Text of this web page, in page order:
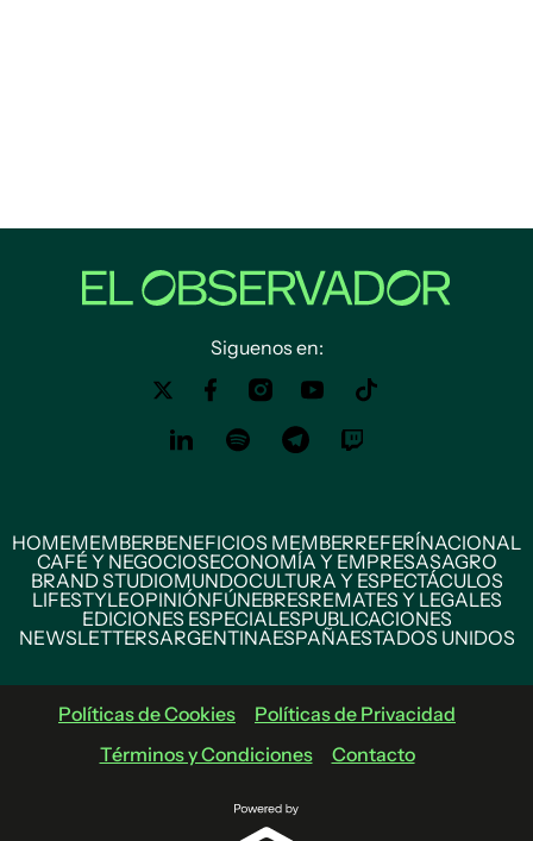
Siguenos en:
HOMEMEMBERBENEFICIOS MEMBERREFERÍNACIONAL
CAFÉ Y NEGOCIOSECONOMÍA Y EMPRESASAGRO
BRAND STUDIOMUNDOCULTURA Y ESPECTÁCULOS
LIFESTYLEOPINIÓNFÚNEBRESREMATES Y LEGALES
EDICIONES ESPECIALESPUBLICACIONES
NEWSLETTERSARGENTINAESPAÑAESTADOS UNIDOS
Políticas de Cookies
Políticas de Privacidad
Términos y Condiciones
Contacto